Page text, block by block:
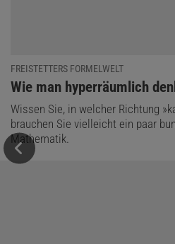
FREISTETTERS FORMELWELT
:
Wie man hyperräumlich
Wissen Sie, in welcher Richtung
brauchen Sie vielleicht ein paar
Mathematik.